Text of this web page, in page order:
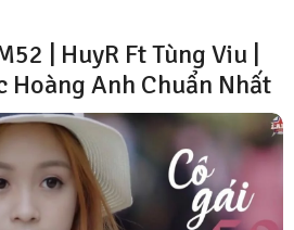
| HuyR Ft Tùng Viu |
Hoàng Anh Chuẩn Nhất